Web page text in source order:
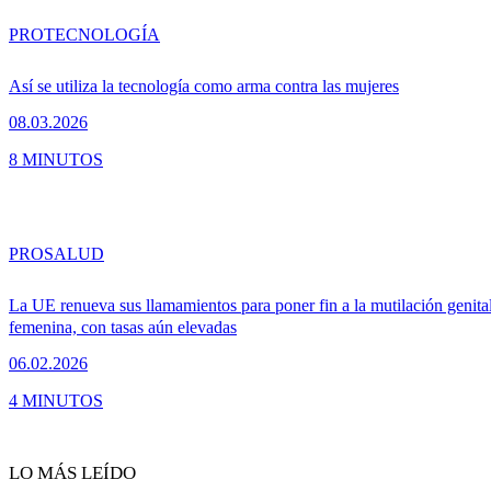
Así se utiliza la tecnología como arma contra las mujeres
08.03.2026
PROTECNOLOGÍA
8 MINUTOS
La UE renueva sus llamamientos para poner fin a la mutilación
femenina, con tasas aún elevadas
06.02.2026
PROSALUD
4 MINUTOS
LO MÁS LEÍDO